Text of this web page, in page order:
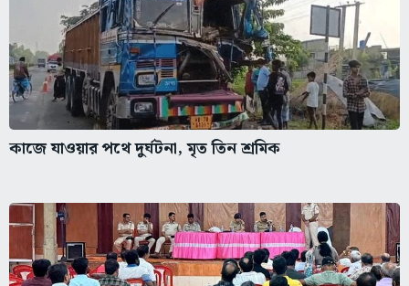
কাজে যাওয়ার পথে দুর্ঘটনা, মৃত তিন শ্রমিক